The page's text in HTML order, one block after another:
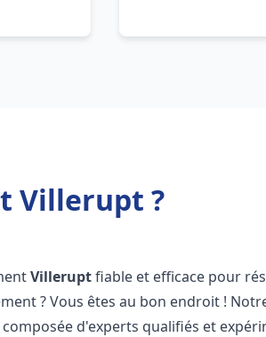
Villerupt ?
Villeruptfiable et efficace pour
? Vous êtes au bon endroit !
composée d'experts qualifiés et